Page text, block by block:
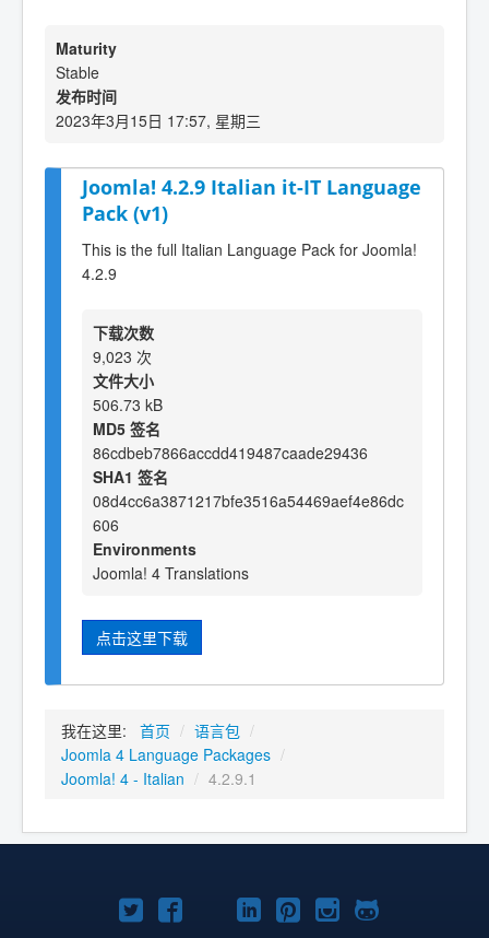
Maturity
Stable
发布时间
2023年3月15日 17:57, 星期三
Joomla! 4.2.9 Italian it-IT Language
Pack (v1)
This is the full Italian Language Pack for Joomla!
4.2.9
下载次数
9,023 次
文件大小
506.73 kB
MD5 签名
86cdbeb7866accdd419487caade29436
SHA1 签名
08d4cc6a3871217bfe3516a54469aef4e86dc
606
Environments
Joomla! 4 Translations
点击这里下载
我在这里: 首页 / 语言包 /
Joomla 4 Language Packages /
Joomla! 4 - Italian / 4.2.9.1
TwitterFacebookYouTube
LinkedIn
Pinterest
Instagram
GitHub